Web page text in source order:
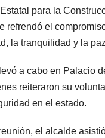
para la
refrendó el
la tranquilidad y la
a cabo en Palacio
reiteraron su
en el estado.
el alcalde